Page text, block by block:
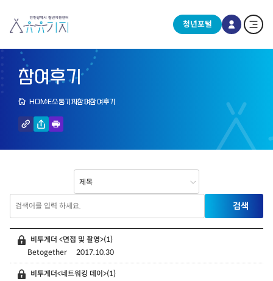
청년포털
참여후기
HOME소통기지참여참여후기
비투게더 <면접 및 촬영>(1)
Betogether
2017.10.30
비투게더<네트워킹 데이>(1)